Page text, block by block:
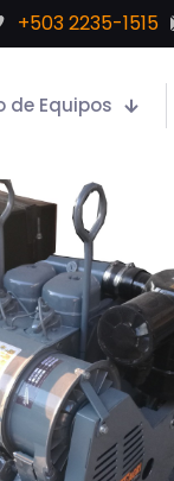
+503 2235-1515
de Equipos